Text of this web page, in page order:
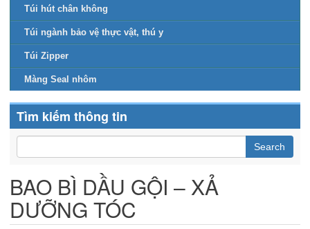
Túi hút chân không
Túi ngành bảo vệ thực vật, thú y
Túi Zipper
Màng Seal nhôm
Tìm kiếm thông tin
BAO BÌ DẦU GỘI – XẢ
DƯỠNG TÓC